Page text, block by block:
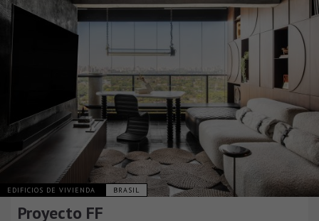
EDIFICIOS DE VIVIENDA BRASIL
Proyecto FF